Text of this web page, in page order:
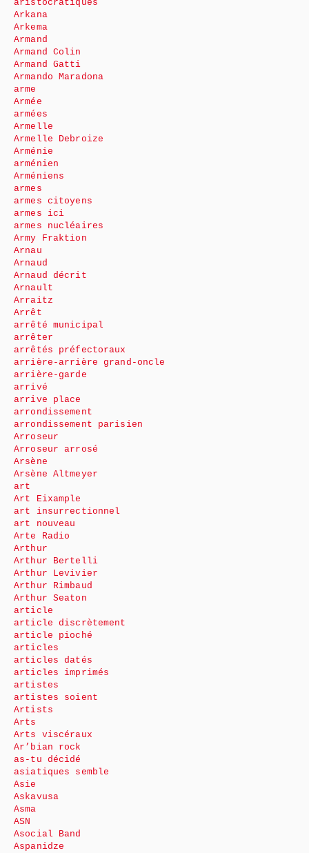
aristocratiques
Arkana
Arkema
Armand
Armand Colin
Armand Gatti
Armando Maradona
arme
Armée
armées
Armelle
Armelle Debroize
Arménie
arménien
Arméniens
armes
armes citoyens
armes ici
armes nucléaires
Army Fraktion
Arnau
Arnaud
Arnaud décrit
Arnault
Arraitz
Arrêt
arrêté municipal
arrêter
arrêtés préfectoraux
arrière-arrière grand-oncle
arrière-garde
arrivé
arrive place
arrondissement
arrondissement parisien
Arroseur
Arroseur arrosé
Arsène
Arsène Altmeyer
art
Art Eixample
art insurrectionnel
art nouveau
Arte Radio
Arthur
Arthur Bertelli
Arthur Levivier
Arthur Rimbaud
Arthur Seaton
article
article discrètement
article pioché
articles
articles datés
articles imprimés
artistes
artistes soient
Artists
Arts
Arts viscéraux
Ar’bian rock
as-tu décidé
asiatiques semble
Asie
Askavusa
Asma
ASN
Asocial Band
Aspanidze